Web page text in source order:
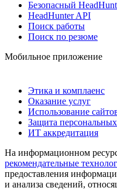
Безопасный
HeadHunter API
Поиск работы
Поиск по резюме
Мобильное приложение
Этика и комплаенс
Оказание услуг
Использование
Защита
ИТ аккредитация
На информационном
рекомендательные
предоставления
и анализа сведений,